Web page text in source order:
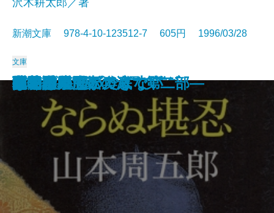
西行
マシアス・ギリの失脚
とかげ
つめたいよるに
姥勝手
俺の考え
孤独の発明
陋巷に在り〔1〕儒の巻
チェーン・スモーキング
彼らの流儀
沢木耕太郎／著
新潮文庫 978-4-10-123512-7 605円 1996/03/28
文庫
ならぬ堪忍
ぼくは勉強ができない
夢の階段
地の星―流転の海 第二部―
夜ごとの闇の奥底で
隠花平原〔上〕
隠花平原〔下〕
楽園
孔子
百物語